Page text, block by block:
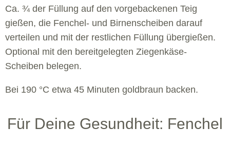
Ca. ¾ der Füllung auf den vorgebackenen Teig
gießen, die Fenchel- und Birnenscheiben darauf
verteilen und mit der restlichen Füllung übergießen.
Optional mit den bereitgelegten Ziegenkäse-
Scheiben belegen.
Bei 190 °C etwa 45 Minuten goldbraun backen.
Für Deine Gesundheit: Fenchel